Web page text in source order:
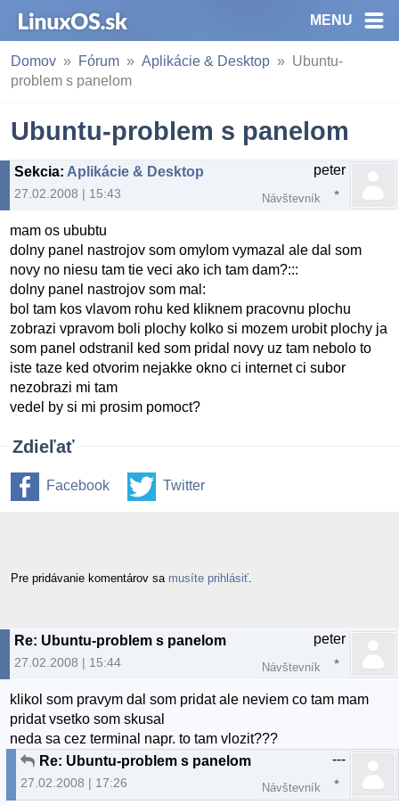
MENU
Domov Fórum Aplikácie & Desktop
Ubuntu-
problem s panelom
Ubuntu-problem s panelom
Sekcia: Aplikácie & Desktop
27.02.2008 | 15:43
peter
Návštevník
mam os ububtu
dolny panel nastrojov som omylom vymazal ale dal som
novy no niesu tam tie veci ako ich tam dam?:::
dolny panel nastrojov som mal:
bol tam kos vlavom rohu ked kliknem pracovnu plochu
zobrazi vpravom boli plochy kolko si mozem urobit plochy ja
som panel odstranil ked som pridal novy uz tam nebolo to
iste taze ked otvorim nejakke okno ci internet ci subor
nezobrazi mi tam
vedel by si mi prosim pomoct?
Zdieľať
Facebook Twitter
Pre pridávanie komentárov sa musíte prihlásiť
Re: Ubuntu-problem s panelom
27.02.2008 | 15:44
peter
Návštevník
klikol som pravym dal som pridat ale neviem co tam mam
pridat vsetko som skusal
neda sa cez terminal napr. to tam vlozit???
Re: Ubuntu-problem s panelom
27.02.2008 | 17:26
---
Návštevník